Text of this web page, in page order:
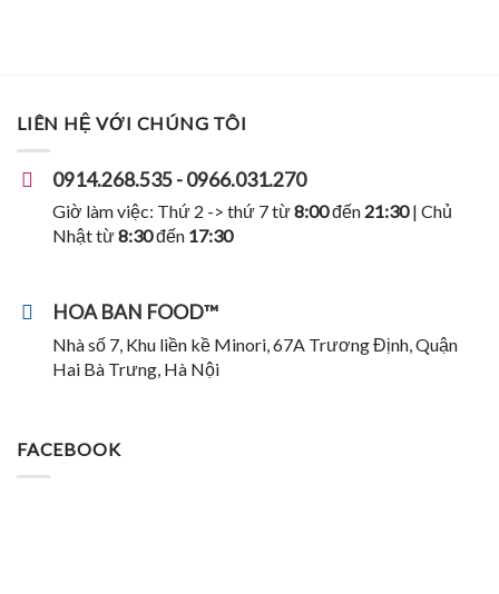
LIÊN HỆ VỚI CHÚNG TÔI
0914.268.535 - 0966.031.270
Giờ làm việc: Thứ 2 -> thứ 7 từ8:00đến 21:30| Chủ
Nhật từ8:30đến 17:30
HOA BAN FOOD™
Nhà số 7, Khu liền kề Minori, 67A Trương Định, Quận
Hai Bà Trưng, Hà Nội
FACEBOOK